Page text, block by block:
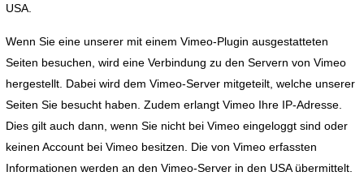
USA.
Wenn Sie eine unserer mit einem Vimeo-Plugin ausgestatteten
Seiten besuchen, wird eine Verbindung zu den Servern von Vimeo
hergestellt. Dabei wird dem Vimeo-Server mitgeteilt, welche unserer
Seiten Sie besucht haben. Zudem erlangt Vimeo Ihre IP-Adresse.
Dies gilt auch dann, wenn Sie nicht bei Vimeo eingeloggt sind oder
keinen Account bei Vimeo besitzen. Die von Vimeo erfassten
Informationen werden an den Vimeo-Server in den USA übermittelt.